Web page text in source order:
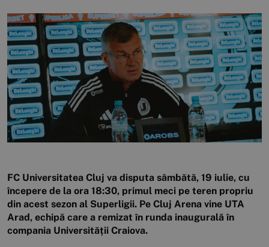
FC Universitatea Cluj va disputa sâmbătă, 19 iulie, cu
începere de la ora 18:30, primul meci pe teren propriu
din acest sezon al Superligii. Pe Cluj Arena vine UTA
Arad, echipă care a remizat în runda inaugurală în
compania Universității Craiova.